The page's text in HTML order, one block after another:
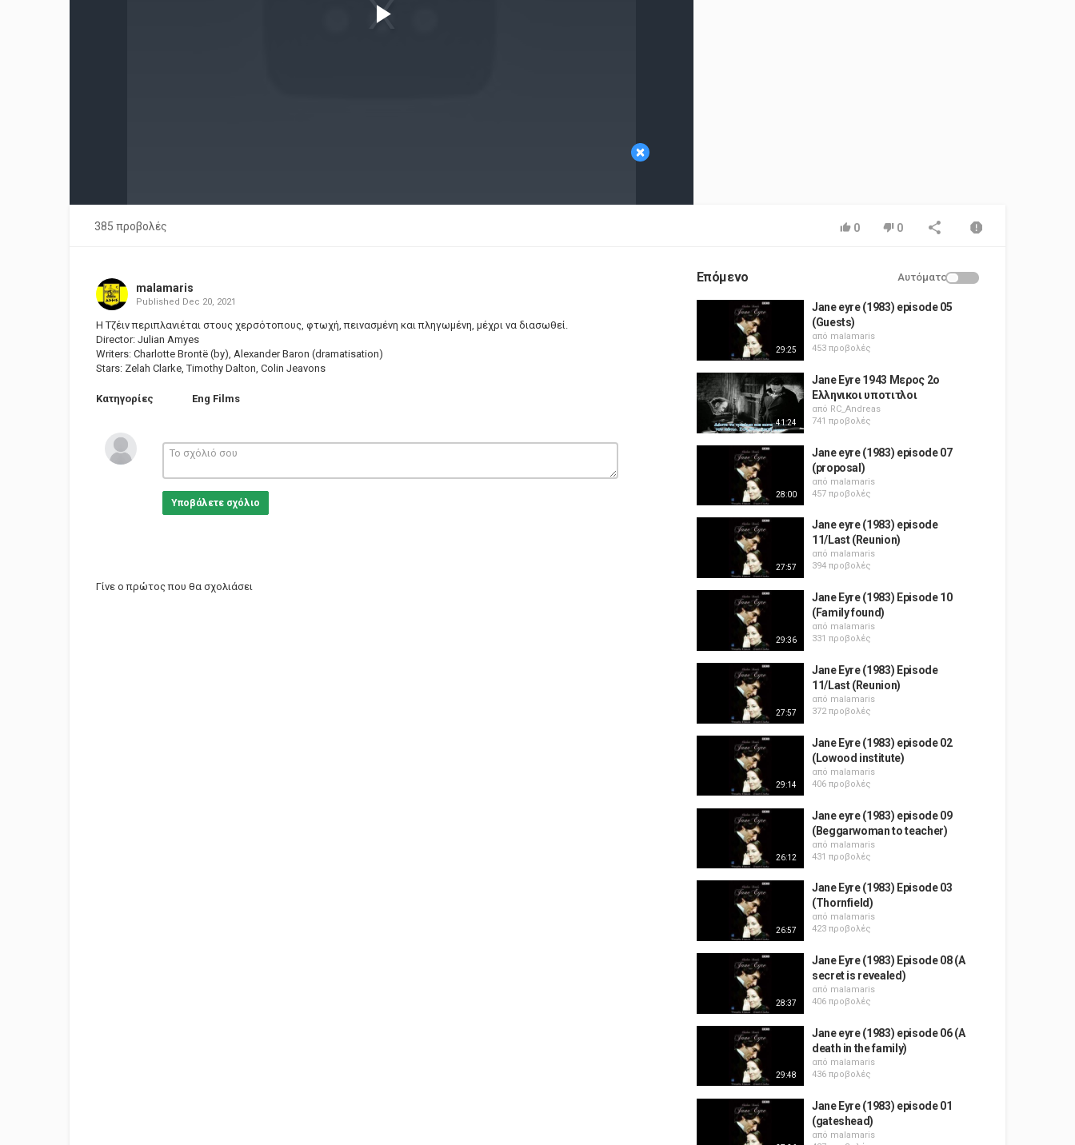
×
385 προβολές 0 0
malamaris
Published Dec 20, 2021
Η Τζέιν περιπλανιέται στους χερσότοπους, φτωχή, πεινασμένη και πληγωμένη, μέχρι να διασωθεί.
Director: Julian Amyes
Writers: Charlotte Brontë (by), Alexander Baron (dramatisation)
Stars: Zelah Clarke, Timothy Dalton, Colin Jeavons
Κατηγορίες Eng Films
Υποβάλετε σχόλιο
Γίνε ο πρώτος που θα σχολιάσει
Επόμενο Αυτόματο
29:25
Jane eyre (1983) episode 05
(Guests)
από malamaris
453 προβολές
41:24
Jane Eyre 1943 Μερος 2ο
Ελληνικοι υποτιτλοι
από RC_Andreas
741 προβολές
28:00
Jane eyre (1983) episode 07
(proposal)
από malamaris
457 προβολές
27:57
Jane eyre (1983) episode
11/Last (Reunion)
από malamaris
394 προβολές
29:36
Jane Eyre (1983) Episode 10
(Family found)
από malamaris
331 προβολές
27:57
Jane Eyre (1983) Episode
11/Last (Reunion)
από malamaris
372 προβολές
29:14
Jane Eyre (1983) episode 02
(Lowood institute)
από malamaris
406 προβολές
26:12
Jane eyre (1983) episode 09
(Beggarwoman to teacher)
από malamaris
431 προβολές
26:57
Jane Eyre (1983) Episode 03
(Thornfield)
από malamaris
423 προβολές
28:37
Jane Eyre (1983) Episode 08 (A
secret is revealed)
από malamaris
406 προβολές
29:48
Jane eyre (1983) episode 06 (A
death in the family)
από malamaris
436 προβολές
Jane Eyre (1983) episode 01
(gateshead)
από malamaris